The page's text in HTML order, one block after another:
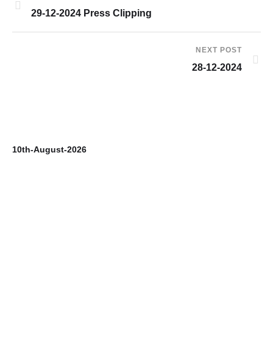
29-12-2024 Press Clipping
NEXT POST
28-12-2024
10th-August-2026